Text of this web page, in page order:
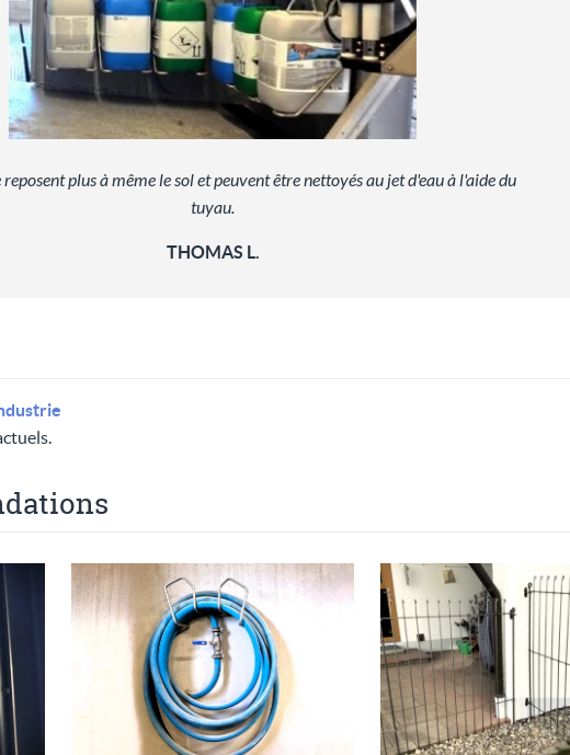
reposent plus à même le sol et peuvent être nettoyés au jet d'eau à l'aide du
tuyau.
THOMAS L.